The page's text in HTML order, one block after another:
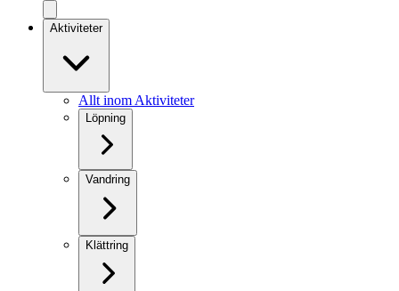
Aktiviteter
Allt inom Aktiviteter
Löpning
Vandring
Klättring